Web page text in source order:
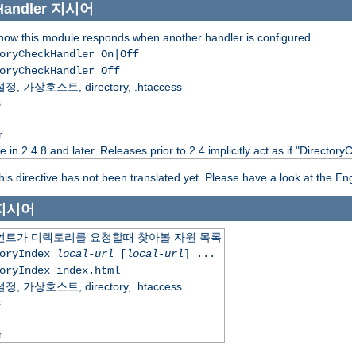
지시어
this module responds when another handler is configured
On|Off
Off
정, 가상호스트, directory, .htaccess
in 2.4.8 and later. Releases prior to 2.4 implicitly act as if
directive has not been translated yet. Please have a look at the
시어
트가 디렉토리를 요청할때 찾아볼 자원 목록
local-url [ local-url] ...
index.html
정, 가상호스트, directory, .htaccess